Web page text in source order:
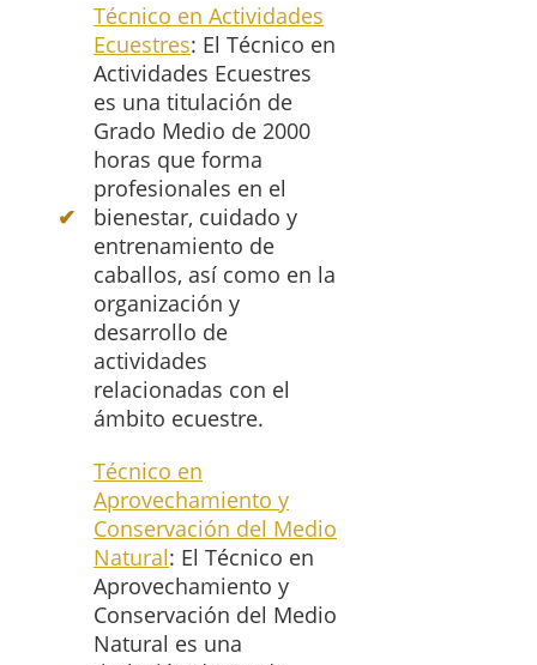
Técnico en Actividades
Ecuestres: El Técnico en
Actividades Ecuestres
es una titulación de
Grado Medio de 2000
horas que forma
profesionales en el
bienestar, cuidado y
entrenamiento de
caballos, así como en la
organización y
desarrollo de
actividades
relacionadas con el
ámbito ecuestre.
Técnico en
Aprovechamiento y
Conservación del Medio
Natural: El Técnico en
Aprovechamiento y
Conservación del Medio
Natural es una